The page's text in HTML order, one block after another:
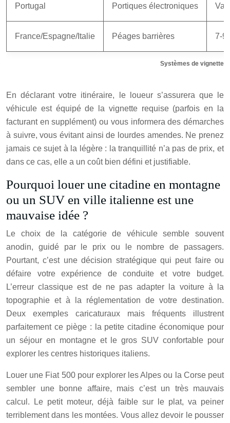
Systèmes de vignettes
Portugal Portiques électroniques
France/Espagne/Italie Péages barrières 7-9
En déclarant votre itinéraire, le loueur s’assurera que le
véhicule est équipé de la vignette requise (parfois en la
facturant en supplément) ou vous informera des démarches
à suivre, vous évitant ainsi de lourdes amendes. Ne prenez
jamais ce sujet à la légère : la tranquillité n’a pas de prix, et
dans ce cas, elle a un coût bien défini et justifiable.
Pourquoi louer une citadine en montagne
ou un SUV en ville italienne est une
mauvaise idée ?
Le choix de la catégorie de véhicule semble souvent
anodin, guidé par le prix ou le nombre de passagers.
Pourtant, c’est une décision stratégique qui peut faire ou
défaire votre expérience de conduite et votre budget.
L’erreur classique est de ne pas adapter la voiture à la
topographie et à la réglementation de votre destination.
Deux exemples caricaturaux mais fréquents illustrent
parfaitement ce piège : la petite citadine économique pour
un séjour en montagne et le gros SUV confortable pour
explorer les centres historiques italiens.
Louer une Fiat 500 pour explorer les Alpes ou la Corse peut
sembler une bonne affaire, mais c’est un très mauvais
calcul. Le petit moteur, déjà faible sur le plat, va peiner
terriblement dans les montées. Vous allez devoir le pousser